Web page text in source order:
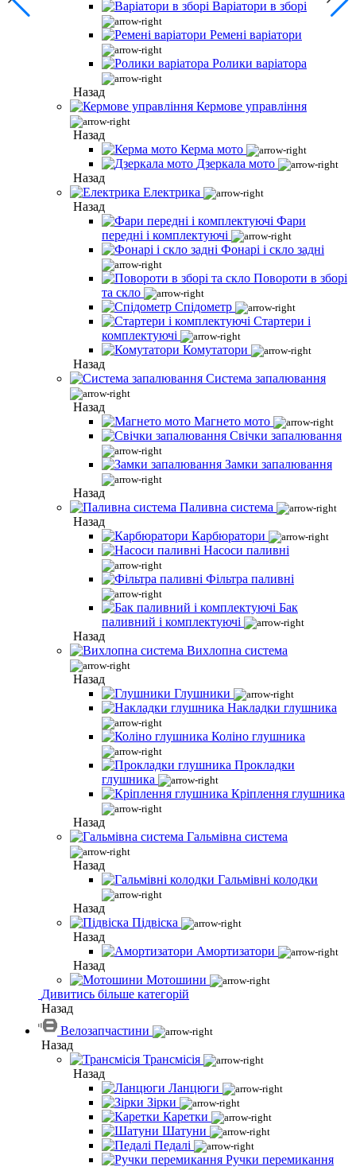
Варіатори в зборі
Ремені варіатори
Ролики варіатора
Назад
Кермове управління
Назад
Керма мото
Дзеркала мото
Назад
Електрика
Назад
Фари
передні і комплектуючі
Фонарі і скло задні
Повороти в зборі
та скло
Спідометр
Стартери і
комплектуючі
Комутатори
Назад
Система запалювання
Назад
Магнето мото
Свічки запалювання
Замки запалювання
Назад
Паливна система
Назад
Карбюратори
Насоси паливні
Фільтра паливні
Бак
паливний і комплектуючі
Назад
Вихлопна система
Назад
Глушники
Накладки глушника
Коліно глушника
Прокладки
глушника
Кріплення глушника
Назад
Гальмівна система
Назад
Гальмівні колодки
Назад
Підвіска
Назад
Амортизатори
Назад
Мотошини
Дивитись більше категорій
Назад
Велозапчастини
Назад
Трансмісія
Назад
Ланцюги
Зірки
Каретки
Шатуни
Педалі
Ручки перемикання